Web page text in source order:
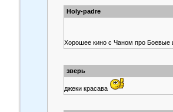
Holy-padre
Хорошее кино с Чаном про Боевые
зверь
джеки красава